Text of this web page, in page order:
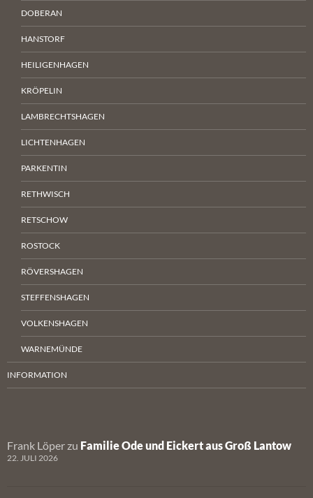
DOBERAN
HANSTORF
HEILIGENHAGEN
KRÖPELIN
LAMBRECHTSHAGEN
LICHTENHAGEN
PARKENTIN
RETHWISCH
RETSCHOW
ROSTOCK
RÖVERSHAGEN
STEFFENSHAGEN
VOLKENSHAGEN
WARNEMÜNDE
INFORMATION
Frank Löper zu Familie Ode und Eickert aus Groß Lantow
22. JULI 2026